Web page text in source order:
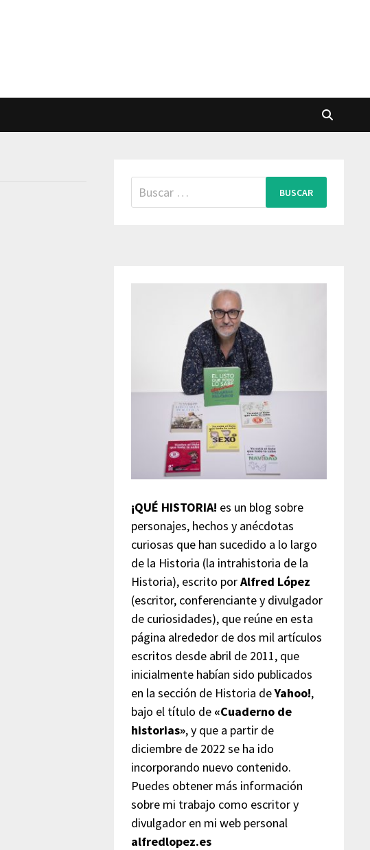
Buscar:
¡QUÉ HISTORIA! es un blog sobre
personajes, hechos y anécdotas
curiosas que han sucedido a lo largo
de la Historia (la intrahistoria de la
Historia), escrito porAlfred López
(escritor, conferenciante y divulgador
de curiosidades), que reúne en esta
página alrededor de dos mil artículos
escritos desde abril de 2011, que
inicialmente habían sido publicados
en la sección de Historia deYahoo!,
bajo el título de «Cuaderno de
historias», y que a partir de
diciembre de 2022 se ha ido
incorporando nuevo contenido.
Puedes obtener más información
sobre mi trabajo como escritor y
divulgador en mi web personal
alfredlopez.es